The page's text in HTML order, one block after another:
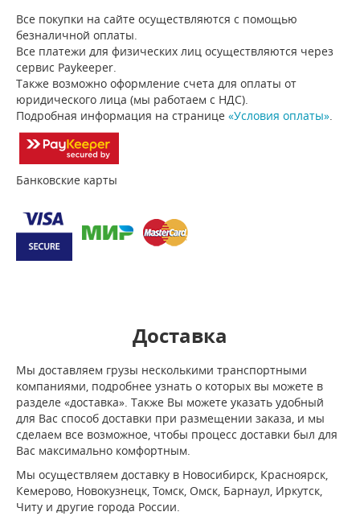
Все покупки на сайте осуществляются с помощью
безналичной оплаты.
Все платежи для физических лиц осуществляются через
сервис Paykeeper.
Также возможно оформление счета для оплаты от
юридического лица (мы работаем с НДС).
Подробная информация на странице «Условия оплаты».
Банковские карты
Доставка
Мы доставляем грузы несколькими транспортными
компаниями, подробнее узнать о которых вы можете в
разделе «доставка». Также Вы можете указать удобный
для Вас способ доставки при размещении заказа, и мы
сделаем все возможное, чтобы процесс доставки был для
Вас максимально комфортным.
Мы осуществляем доставку в Новосибирск, Красноярск,
Кемерово, Новокузнецк, Томск, Омск, Барнаул, Иркутск,
Читу и другие города России.